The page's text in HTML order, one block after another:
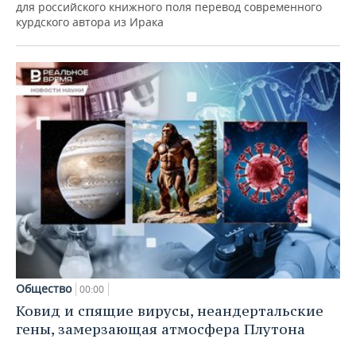
для российского книжного поля перевод современного
курдского автора из Ирака
Общество 00:00
Ковид и спящие вирусы, неандертальские
гены, замерзающая атмосфера Плутона